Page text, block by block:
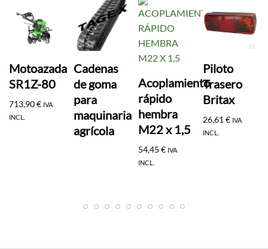
Motoazada
SR1Z-80
713,90€ IVA
INCL.
Cadenas
de goma
para
maquinaria
agrícola
Acoplamiento
rápido
hembra
M22 x 1,5
54,45€ IVA
INCL.
Piloto
Trasero
Britax
26,61€ IVA
INCL.